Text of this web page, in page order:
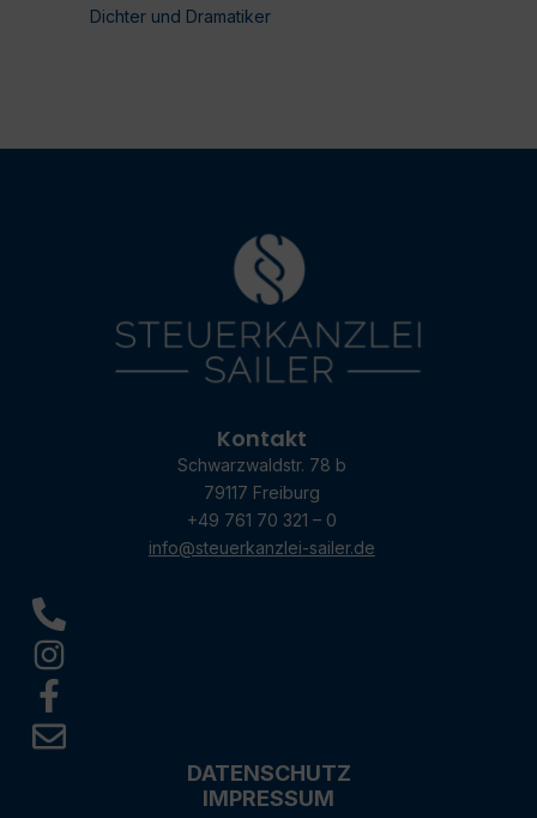
Dichter und Dramatiker
Kontakt
Schwarzwaldstr. 78 b
79117 Freiburg
+49 761 70 321 – 0
info@steuerkanzlei-sailer.de
DATENSCHUTZ
IMPRESSUM